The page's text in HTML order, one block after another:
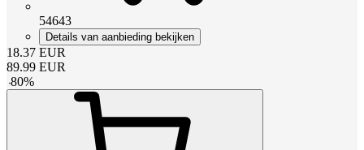
54643
Details van aanbieding bekijken
18.37 EUR
89.99 EUR
-80%